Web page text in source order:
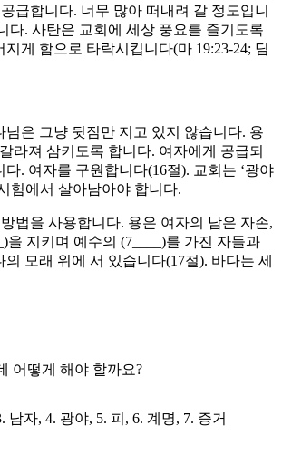
급합니다. 너무 많아 떠내려 갈 정도입니
다. 사탄은 교회에 세상 풍요를 즐기도록
게 함으로 타락시킵니다(마 19:23-24; 딤
님은 그냥 뒷짐만 지고 있지 않습니다. 용
라져 삼키도록 합니다. 여자에게 공급되
. 여자를 구원합니다(16절). 교회는 ‘광야
험에서 살아남아야 합니다.
법을 사용합니다. 용은 여자의 남은 자손,
을 지키며 예수의 (7____)를 가진 자들과
모래 위에 서 있습니다(17절). 바다는 세
어떻게 해야 할까요?
남자, 4. 광야, 5. 피, 6. 계명, 7. 증거